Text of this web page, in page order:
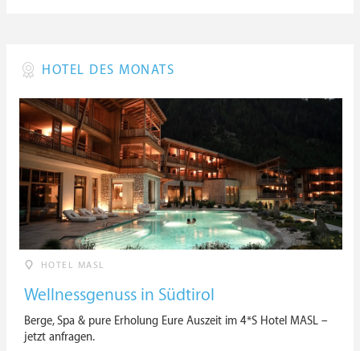
HOTEL DES MONATS
HOTEL MASL
Wellnessgenuss in Südtirol
Berge, Spa & pure Erholung Eure Auszeit im 4*S Hotel MASL –
jetzt anfragen.